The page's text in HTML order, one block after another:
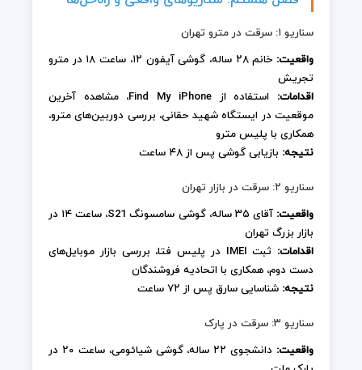
سناریو ۱: سرقت در مترو تهران
واقعیت:
خانم ۲۸ ساله، گوشی آیفون ۱۲، ساعت ۱۸ در مترو
تجریش
اقدامات:
استفاده از Find My iPhone، مشاهده آخرین
موقعیت در ایستگاه شهید حقانی، بررسی دوربین‌های مترو،
همکاری با پلیس مترو
نتیجه: بازیابی گوشی پس از ۴۸ ساعت
سناریو ۲: سرقت در بازار تهران
واقعیت:
آقای ۳۵ ساله، گوشی سامسونگ S21، ساعت ۱۴ در
بازار بزرگ تهران
اقدامات:
ثبت IMEI در پلیس فتا، بررسی بازار موبایل‌های
دست دوم، همکاری با اتحادیه فروشندگان
نتیجه: شناسایی سارق پس از ۷۲ ساعت
سناریو ۳: سرقت در پارک
واقعیت:
دانشجوی ۲۲ ساله، گوشی شیائومی، ساعت ۲۰ در